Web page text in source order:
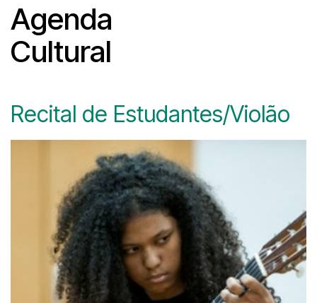
Agenda
Cultural
Recital de Estudantes/Violão